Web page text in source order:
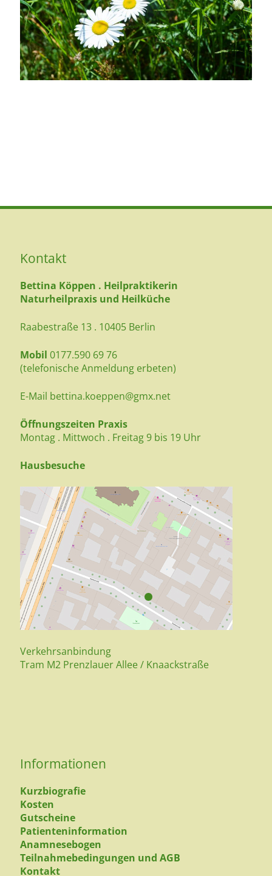
Kontakt
Bettina Köppen . Heilpraktikerin
Naturheilpraxis und Heilküche
Raabestraße 13 . 10405 Berlin
Mobil0177.590 69 76
(telefonische Anmeldung erbeten)
E-Mail bettina.koeppen@gmx.net
Öffnungszeiten Praxis
Montag . Mittwoch . Freitag 9 bis 19 Uhr
Hausbesuche
Verkehrsanbindung
Tram M2 Prenzlauer Allee / Knaackstraße
Informationen
Kurzbiografie
Kosten
Gutscheine
Patienteninformation
Anamnesebogen
Teilnahmebedingungen und AGB
Kontakt